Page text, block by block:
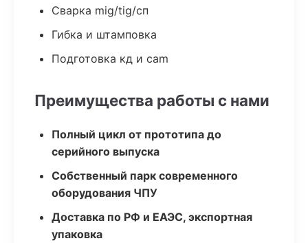
Сварка mig/tig/сп
Гибка и штамповка
Подготовка кд и cam
Преимущества работы с нами
Полный цикл от прототипа до
серийного выпуска
Собственный парк современного
оборудования ЧПУ
Доставка по РФ и ЕАЭС, экспортная
упаковка